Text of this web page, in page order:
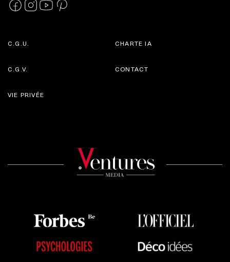
C.G.U.
C.G.V.
CHARTE IA
CONTACT
VIE PRIVÉE